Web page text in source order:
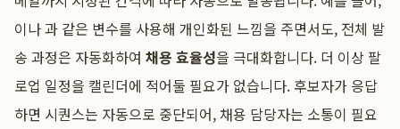
이나 과 같은 변수를 사용해 개인화된 느낌을 주면서도, 전체 발
송 과정은 자동화하여 채용 효율성을 극대화합니다. 더 이상 팔
로업 일정을 캘린더에 적어둘 필요가 없습니다. 후보자가 응답
하면 시퀀스는 자동으로 중단되어, 채용 담당자는 소통이 필요